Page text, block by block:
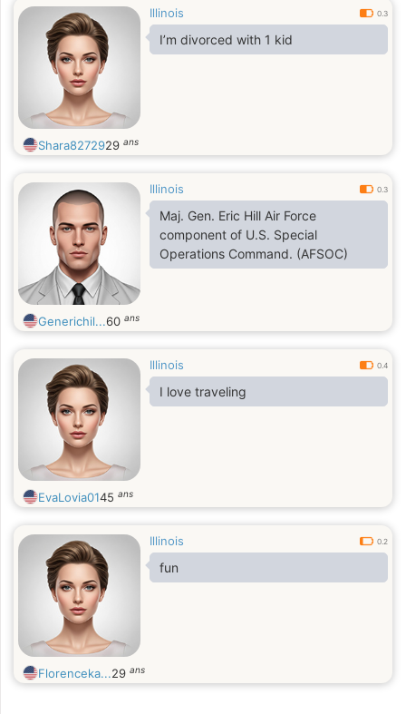
Illinois 0.3
I’m divorced with 1 kid
Shara8272929 ans
Illinois 0.3
Maj. Gen. Eric Hill Air Force
component of U.S. Special
Operations Command. (AFSOC)
Generichil...60 ans
Illinois 0.4
I love traveling
EvaLovia0145 ans
Illinois 0.2
fun
Florenceka...29 ans